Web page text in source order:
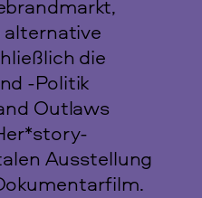
alternative
die
-Politik
Outlaws
Ausstellung